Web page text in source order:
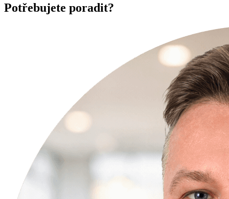
Potřebujete poradit?